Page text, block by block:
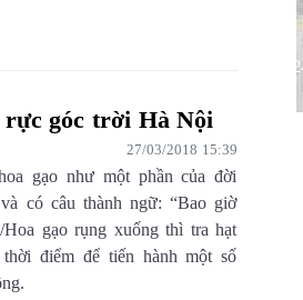
rực góc trời Hà Nội
27/03/2018 15:39
gạo như một phần của đời
có câu thành ngữ: “Bao giờ
Hoa gạo rụng xuống thì tra hạt
điểm để tiến hành một số
Số 567 ngày
Báo Lai Châu Số